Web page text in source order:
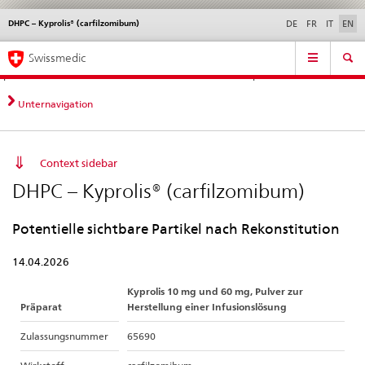
Direct
navigation:
news,
legal
contact
News &
standards
Contact | Support &
Help
DHPC – Kyprolis® (carfilzomibum)
Languages DE FR IT EN
Service
Main
Navigation
Swissmedic
Unternavigation
Context sidebar
DHPC – Kyprolis® (carfilzomibum)
Potentielle sichtbare Partikel nach Rekonstitution
14.04.2026
Präparat
Kyprolis 10 mg und 60 mg, Pulver zur
Herstellung einer Infusionslösung
Zulassungsnummer 65690